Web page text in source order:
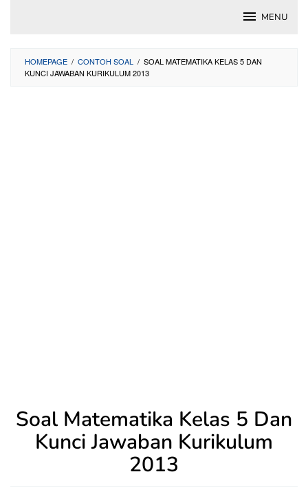
MENU
HOMEPAGE / CONTOH SOAL / SOAL MATEMATIKA KELAS 5 DAN
KUNCI JAWABAN KURIKULUM 2013
Soal Matematika Kelas 5 Dan
Kunci Jawaban Kurikulum
2013